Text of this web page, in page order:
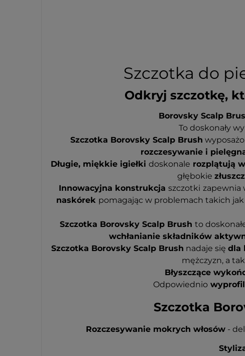
Szczotka do
Odkryj szczotkę,
Borovsky Scalp
To doskonały
Szczotka Borovsky Scalp Brush
rozczesywanie i
Długie, miękkie igiełki doskonale rozplątują
głębokie
Innowacyjna konstrukcja szczotki zapewnia
naskórek pomagając w problemach takich jak
Szczotka Borovsky Scalp Brush to
wchłanianie składników
Szczotka Borovsky Scalp Brush nadaje się dla
mężczyzn, a
Błyszczące
Odpowiednio
Szczotka
Rozczesywanie mokrych włosów-